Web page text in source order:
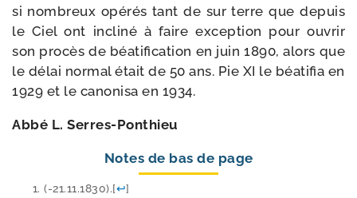
si nom­breux opé­rés tant de sur terre que depuis
le Ciel ont incli­né à faire excep­tion pour ouvrir
son pro­cès de béa­ti­fi­ca­tion en juin 1890, alors que
le délai nor­mal était de 50 ans. Pie XI le béa­ti­fia en
1929 et le cano­ni­sa en 1934.
Abbé L. Serres-Ponthieu
Notes de bas de page
(-21.11.1830).[↩]